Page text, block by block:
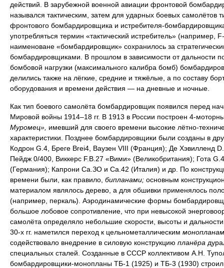
действий. В зарубежной военной авиации фронтовой
назывался тактическим, затем для ударных боевых самолётов
фронтового бомбардировщика и истребителя-
употребляться термин «тактический истребитель» (например,
наименоване «бомбардировщик» сохранилось за
бомбардировщиками. В прошлом в зависимости от дальности
бомбовой нагрузки (максимального калибра бомб)
делились также на лёгкие, средние и тяжёлые, а по составу
оборудования и времени действия — на дневные и ночные.
Как тип боевого самолёта бомбардировщик появился перед
Мировой войны 1914–18 гг. В 1913 в России построен 4-
Муромец», имевший для своего времени высокие лётно-
характеристики. Позднее бомбардировщики были созданы в
Кодрон G.4, Бреге Brei4, Ваузен VIII (Франция); Де Хэвилленд
Пейдж 0/400, Виккерс F.B.27 «Вими» (Великобритания); Гота
(Германия); Капрони Са.ЗО и Са.42 (Италия) и др. По
времени были, как правило, бипланами; основным
материалом являлось дерево, а для обшивки применялось
(например, перкаль). Аэродинамические формы
большое лобовое сопротивление, что при невысокой
самолёта определяло небольшие скорости, высоты и
30-х гг. наметился переход к цельнометаллическим
содействовало внедрение в силовую конструкцию планёра
специальных сталей. Созданные в СССР коллективом А.Н.
бомбардировщики-монопланы ТБ-1 (1925) и ТБ-3 (1930)